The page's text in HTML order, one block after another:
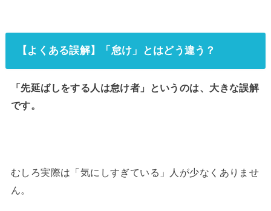
【 よくある誤解】 「怠け」とはどう違う？
「先延ばしをする人は怠け者」というのは、大きな誤解
です。
むしろ実際は「気にしすぎている」人が少なくありませ
ん。